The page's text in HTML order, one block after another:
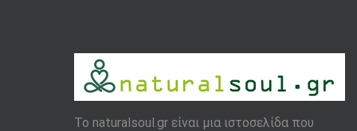
To naturalsoul.gr είναι μια ιστοσελίδα που